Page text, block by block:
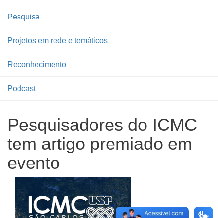
Pesquisa
Projetos em rede e temáticos
Reconhecimento
Podcast
Pesquisadores do ICMC
tem artigo premiado em
evento